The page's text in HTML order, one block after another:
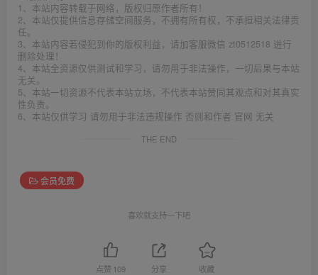
1、本站内容转载于网络，版权归原作者所有！
2、本站仅提供信息存储空间服务，不拥有所有权，不承担相关法律责
任。
3、本站内容若侵犯到你的版权利益，请加客服微信 zt0512518 进行
删除处理！
4、本站全资源仅供测试和学习，请勿用于非法操作，一切后果与本站
无关。
5、本站一切资源不代表本站立场，不代表本站赞同其观点和对其真实
性负责。
6、本站仅供学习 请勿用于非法违规操作 否则和作者 官网 无关
THE END
会员免费
喜欢就支持一下吧
点赞 109 分享 收藏